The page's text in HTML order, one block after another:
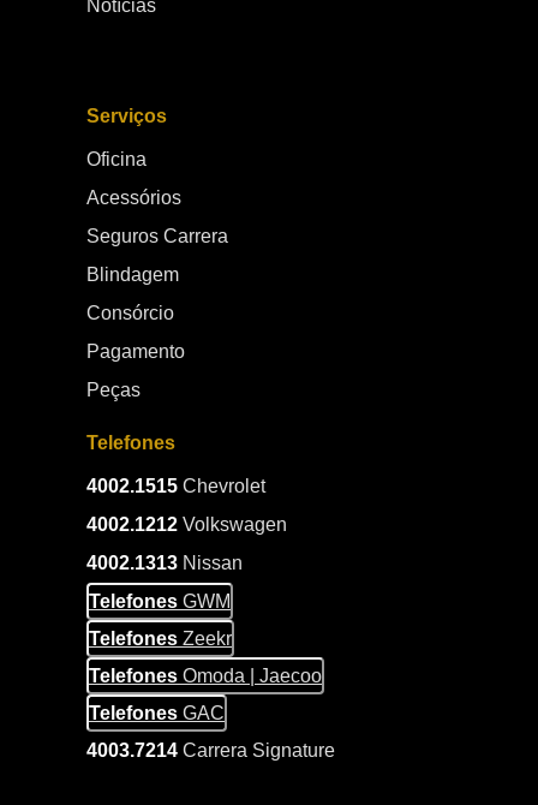
Notícias
Serviços
Oficina
Acessórios
Seguros Carrera
Blindagem
Consórcio
Pagamento
Peças
Telefones
4002.1515 Chevrolet
4002.1212 Volkswagen
4002.1313 Nissan
Telefones GWM
Telefones Zeekr
Telefones Omoda | Jaecoo
Telefones GAC
4003.7214 Carrera Signature